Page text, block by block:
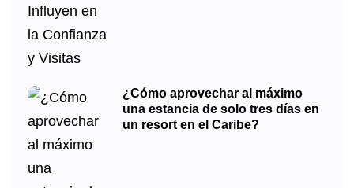
¿Cómo aprovechar al máximo
una estancia de solo tres días en
un resort en el Caribe?